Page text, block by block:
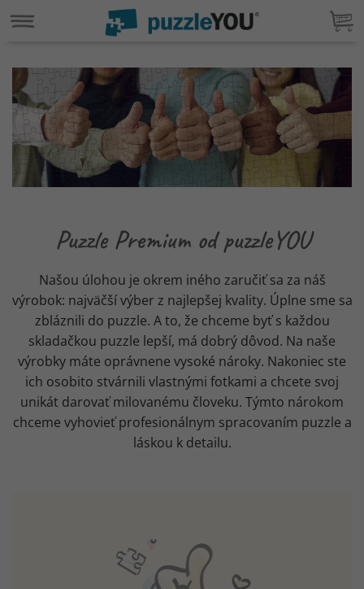
Puzzle Premium od puzzleYOU
Našou úlohou je okrem iného zaručiť sa za náš
výrobok: najväčší výber z najlepšej kvality. Úplne sme sa
zbláznili do puzzle. A to, že chceme byť s každou
skladačkou puzzle lepší, má dobrý dôvod. Na naše
výrobky máte oprávnene vysoké nároky. Nakoniec ste
ich osobito stvárnili vlastnými fotkami a chcete svoj
unikát darovať milovanému človeku. Týmto nárokom
chceme vyhovieť profesionálnym spracovaním puzzle a
láskou k detailu.